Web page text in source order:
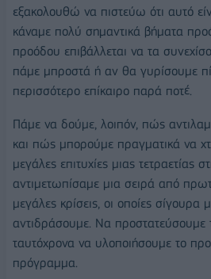
εξακολουθώ να πιστεύω ότι αυτό
κάναμε πολύ σημαντικά βήματα
προόδου επιβάλλεται να τα
πάμε μπροστά ή αν θα γυρίσουμε
περισσότερο επίκαιρο παρά ποτέ.
Πάμε να δούμε, λοιπόν, πώς
και πώς μπορούμε πραγματικά να
μεγάλες επιτυχίες μιας τετραετίας
αντιμετωπίσαμε μια σειρά από
μεγάλες κρίσεις, οι οποίες
αντιδράσουμε. Να
ταυτόχρονα να υλοποιήσουμε το
πρόγραμμα.